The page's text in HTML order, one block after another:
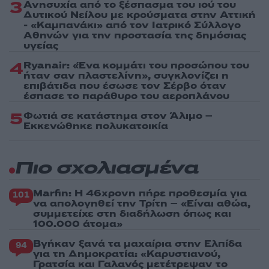
3Ανησυχία από το ξέσπασμα του ιού του
Δυτικού Νείλου με κρούσματα στην Αττική
- «Καμπανάκι» από τον Ιατρικό Σύλλογο
Αθηνών για την προστασία της δημόσιας
υγείας
4Ryanair: «Ένα κομμάτι του προσώπου του
ήταν σαν πλαστελίνη», συγκλονίζει η
επιβάτιδα που έσωσε τον Σέρβο όταν
έσπασε το παράθυρο του αεροπλάνου
5Φωτιά σε κατάστημα στον Άλιμο –
Εκκενώθηκε πολυκατοικία
Πιο σχολιασμένα
101 Marfin: Η 46χρονη πήρε προθεσμία για
να απολογηθεί την Τρίτη – «Είναι αθώα,
συμμετείχε στη διαδήλωση όπως και
100.000 άτομα»
94 Βγήκαν ξανά τα μαχαίρια στην Ελπίδα
για τη Δημοκρατία: «Καρυστιανού,
Γρατσία και Γαλανός μετέτρεψαν το